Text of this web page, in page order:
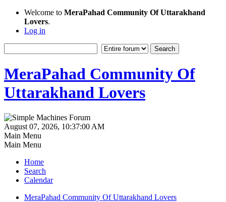
Welcome to MeraPahad Community Of Uttarakhand
Lovers.
Log in
MeraPahad Community Of
Uttarakhand Lovers
August 07, 2026, 10:37:00 AM
Main Menu
Main Menu
Home
Search
Calendar
MeraPahad Community Of Uttarakhand Lovers